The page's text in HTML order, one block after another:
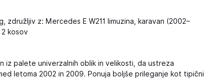
združljiv z: Mercedes E W211 limuzina, karavan (2002–
2 kosov
iz palete univerzalnih oblik in velikosti, da ustreza
letoma 2002 in 2009. Ponuja boljše prileganje kot tipični